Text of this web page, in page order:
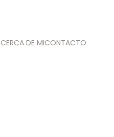
DE MICONTACTO